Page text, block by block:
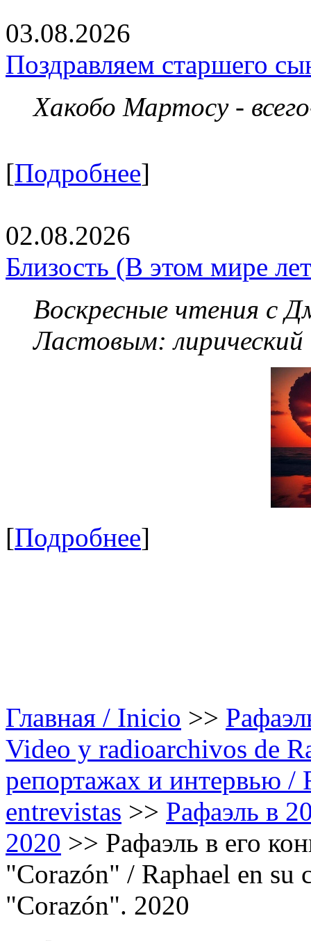
03.08.2026
Поздравляем старшего
Хакобо Мартосу -
[Подробнее]
02.08.2026
Близость (В этом мире
Воскресные чтения с
Ластовым:
[Подробнее]
Главная / Inicio >>
Video y radioarchivos de
репортажах и интервью /
entrevistas >> Рафаэль в
2020 >> Рафаэль в его
"Corazón" / Raphael en
"Corazón". 2020